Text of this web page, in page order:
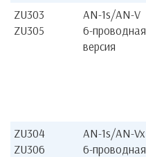
ZU303
ZU305
AN-1s/AN-V
6-проводная
версия
ZU304
ZU306
AN-1s/AN-Vx
6-проводная